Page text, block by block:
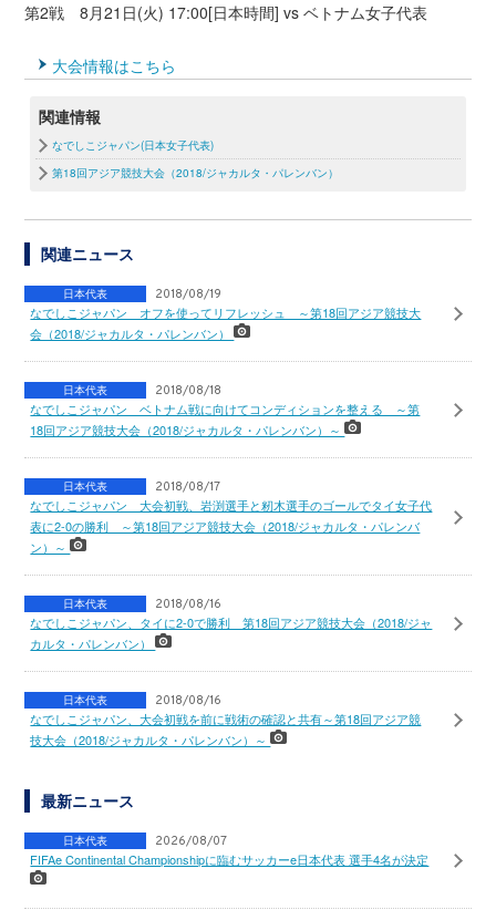
第2戦 8月21日(火) 17:00[日本時間] vs ベトナム女子代表
大会情報はこちら
関連情報
なでしこジャパン(日本女子代表)
第18回アジア競技大会（2018/ジャカルタ・パレンバン）
関連ニュース
日本代表 2018/08/19
なでしこジャパン オフを使ってリフレッシュ ～第18回アジア競技大
会（2018/ジャカルタ・パレンバン）
日本代表 2018/08/18
なでしこジャパン ベトナム戦に向けてコンディションを整える ～第
18回アジア競技大会（2018/ジャカルタ・パレンバン）～
日本代表 2018/08/17
なでしこジャパン 大会初戦、岩渕選手と籾木選手のゴールでタイ女子代
表に2-0の勝利 ～第18回アジア競技大会（2018/ジャカルタ・パレンバ
ン）～
日本代表 2018/08/16
なでしこジャパン、タイに2-0で勝利 第18回アジア競技大会（2018/ジャ
カルタ・パレンバン）
日本代表 2018/08/16
なでしこジャパン、大会初戦を前に戦術の確認と共有～第18回アジア競
技大会（2018/ジャカルタ・パレンバン）～
最新ニュース
日本代表 2026/08/07
FIFAe Continental Championshipに臨むサッカーe日本代表 選手4名が決定